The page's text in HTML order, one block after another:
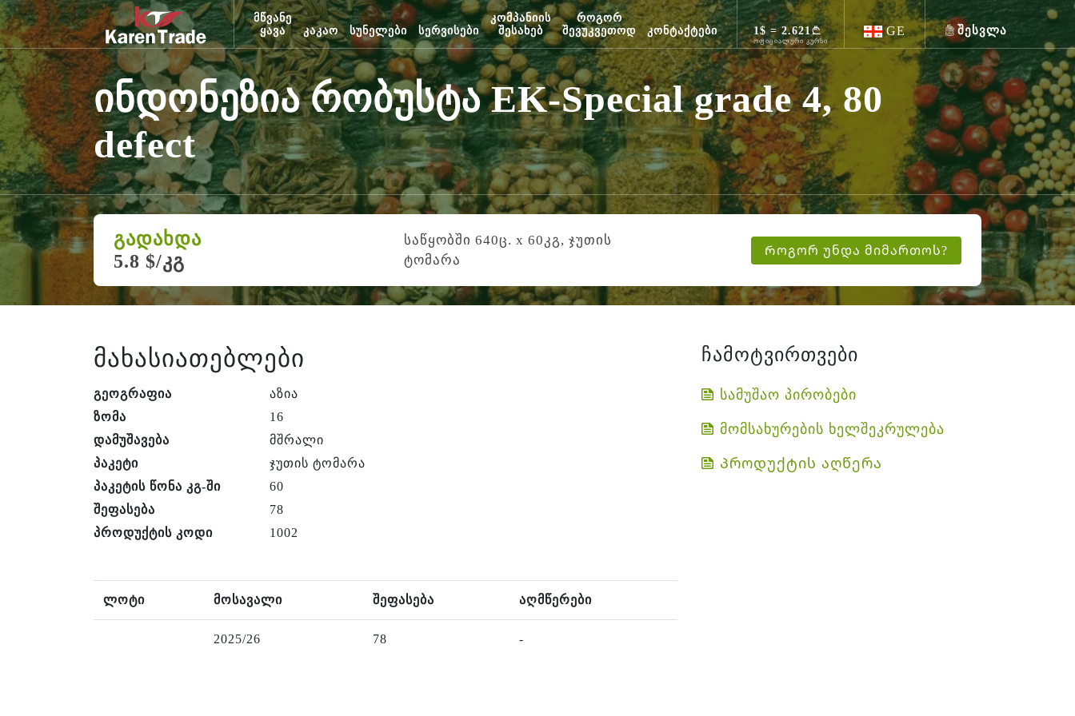
მწვანე
ყავა
კაკაო სუნელები სერვისები
კომპანიის
შესახებ
როგორ
შევუკვეთოდ
კონტაქტები 1$ = 2.621
ოფიციალური კურსი
GE შესვლა
ინდონეზია რობუსტა EK-Special grade 4, 80
defect
გადახდა
5.8 $/კგ
საწყობში 640ც. x 60კგ, ჯუთის
ტომარა
Როგორ უნდა მიმართოს?
მახასიათებლები
გეოგრაფია
აზია
ზომა
16
დამუშავება
მშრალი
პაკეტი
ჯუთის ტომარა
პაკეტის წონა კგ-ში
60
შეფასება
78
პროდუქტის კოდი
1002
ლოტი მოსავალი შეფასება აღმწერები
2025/26 78 -
ჩამოტვირთვები
სამუშაო პირობები
მომსახურების ხელშეკრულება
Პროდუქტის აღწერა